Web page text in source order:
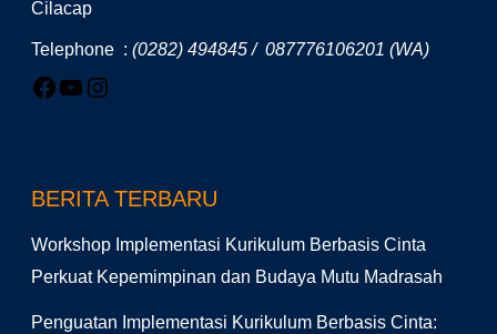
Cilacap
Telephone : (0282) 494845 / 087776106201 (WA)
BERITA TERBARU
Workshop Implementasi Kurikulum Berbasis Cinta
Perkuat Kepemimpinan dan Budaya Mutu Madrasah
Penguatan Implementasi Kurikulum Berbasis Cinta: